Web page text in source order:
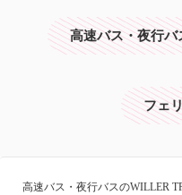
高速バス・夜行バ
フェ
高速バス・夜行バスのWILLER